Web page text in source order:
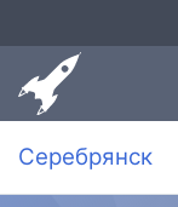
Серебрянск